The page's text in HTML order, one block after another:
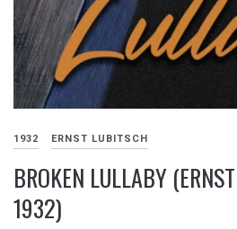
1932 ERNST LUBITSCH
BROKEN LULLABY
1932)